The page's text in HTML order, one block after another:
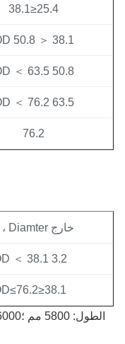
خارج Diamter ، مم